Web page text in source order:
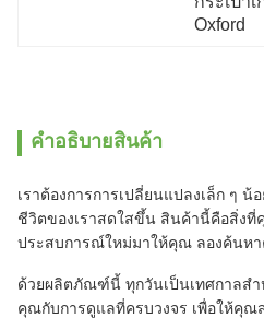
Oxford
คําอธิบายสินค้า
เราต้องการการเปลี่ยนแปลงเล็ก ๆ น้
ชีวิตของเราสดใสขึ้น สินค้านี้คือสิ่งที่
ประสบการณ์ใหม่มาให้คุณ ลองค้นห
ด้วยผลิตภัณฑ์นี้ ทุกวันเป็นเทศกาลสํา
คุณกับการดูแลที่ครบวงจร เพื่อให้คุณ